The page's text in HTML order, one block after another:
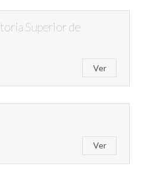
Superior de
Ver
Ver